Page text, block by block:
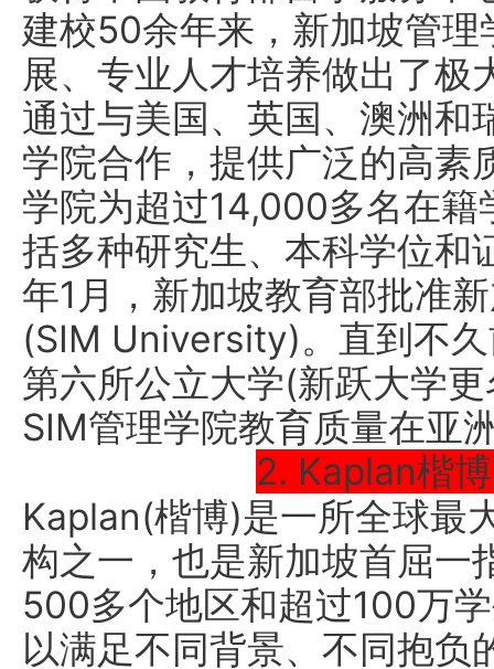
建校50余年来，新加坡管
展、专业人才培养做出了极
通过与美国、英国、澳洲和
学院合作，提供广泛的高素
学院为超过14,000多名在
括多种研究生、本科学位
年1月，新加坡教育部批准
(SIM University)。直到不
第六所公立大学(新跃大学
SIM管理学院教育质量在亚
2. Kaplan楷
Kaplan(楷博)是一所全球最
构之一，也是新加坡首屈一
500多个地区和超过100万
以满足不同背景、不同抱负